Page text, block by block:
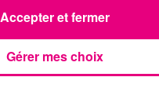
2 3
Gérer mes choix
Accepter et fermer